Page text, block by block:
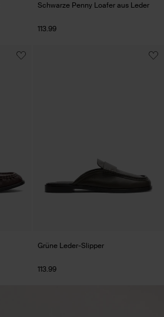
Schwarze Penny Loafer aus Leder
113.99
Grüne Leder-Slipper
113.99